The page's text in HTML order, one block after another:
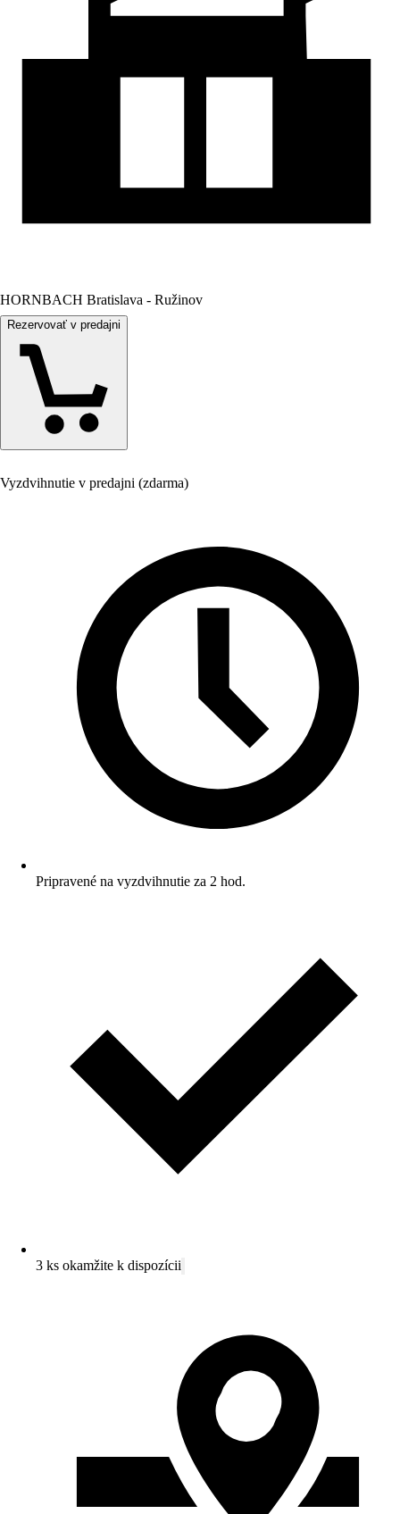
HORNBACH Bratislava - Ružinov
Rezervovať v predajni
Vyzdvihnutie v predajni (zdarma)
Pripravené na vyzdvihnutie za 2 hod.
3 ks okamžite k dispozícii